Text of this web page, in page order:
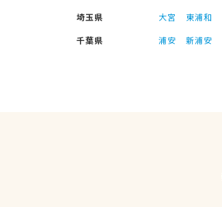
埼玉県
大宮 東浦和
千葉県
浦安 新浦安